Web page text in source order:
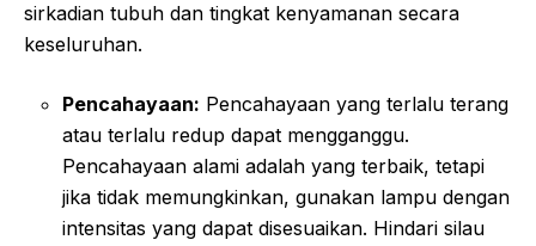
sirkadian tubuh dan tingkat kenyamanan secara
keseluruhan.
Pencahayaan: Pencahayaan yang terlalu terang
atau terlalu redup dapat mengganggu.
Pencahayaan alami adalah yang terbaik, tetapi
jika tidak memungkinkan, gunakan lampu dengan
intensitas yang dapat disesuaikan. Hindari silau